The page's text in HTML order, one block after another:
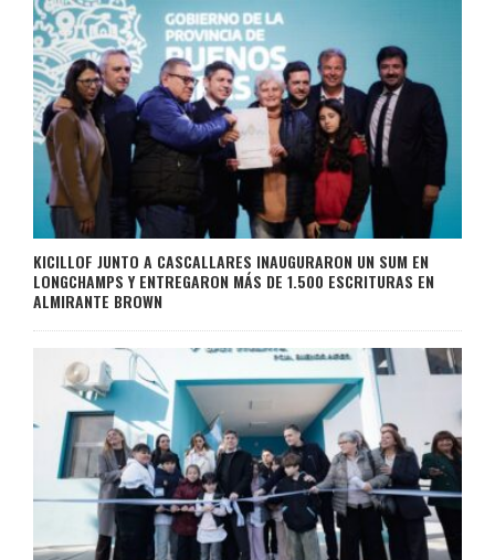
KICILLOF JUNTO A CASCALLARES INAUGURARON UN SUM EN
LONGCHAMPS Y ENTREGARON MÁS DE 1.500 ESCRITURAS EN
ALMIRANTE BROWN